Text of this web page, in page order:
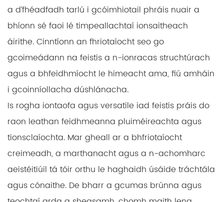
a d’fhéadfadh tarlú i gcóimhiotail phráis nuair a
bhíonn sé faoi lé timpeallachtaí ionsaitheach
áirithe. Cinntíonn an fhriotaíocht seo go
gcoimeádann na feistis a n-ionracas struchtúrach
agus a bhfeidhmíocht le himeacht ama, fiú amháin
i gcoinníollacha dúshlánacha.
Is rogha iontaofa agus versatile iad feistis práis do
raon leathan feidhmeanna pluiméireachta agus
tionsclaíochta. Mar gheall ar a bhfriotaíocht
creimeadh, a marthanacht agus a n-achomharc
aeistéitiúil tá tóir orthu le haghaidh úsáide tráchtála
agus cónaithe. De bharr a gcumas brúnna agus